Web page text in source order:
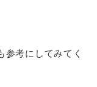
参考にしてみてく